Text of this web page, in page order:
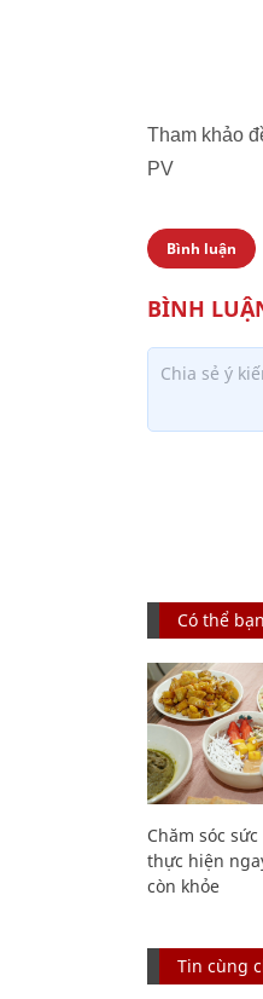
Tham khảo
PV
Bình luận
Có thể
Chăm sóc
thực hiện
còn khỏe
Tin cùng